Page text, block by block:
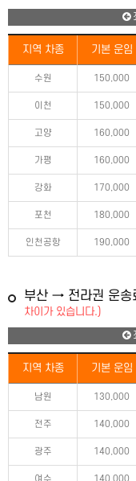
지역 차종 기본 운임
수원 150,000
이천 150,000
고양 160,000
가평 160,000
강화 170,000
포천 180,000
인천공항 190,000
부산 → 전라권 운송
차이가 있습니다.)
지역 차종 기본 운임
남원 130,000
전주 140,000
광주 140,000